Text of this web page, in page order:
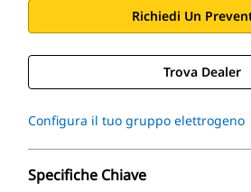
Richiedi Un
Trova Dealer
Configura il tuo gruppo elettrogeno
Specifiche Chiave